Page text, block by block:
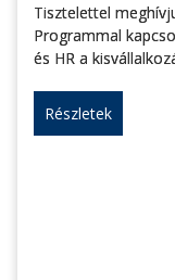
Tisztelettel
Programmal
és HR a
Részletek